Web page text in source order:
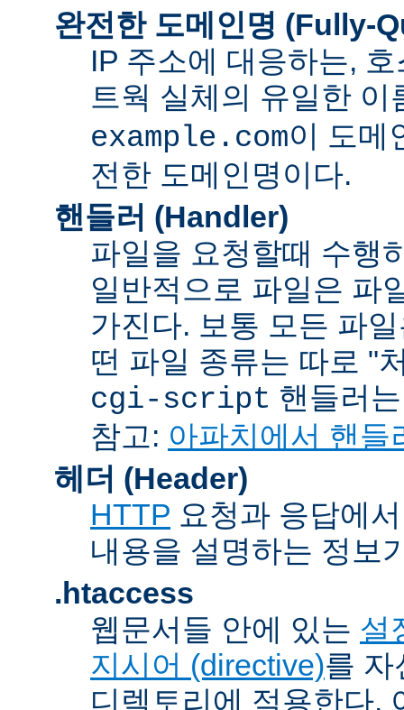
완전한 도메인명 (Fully-
IP 주소에 대응하는,
트웍 실체의 유일한
example.com이 도메
전한 도메인명이다.
핸들러 (Handler)
파일을 요청할때 수행
일반적으로 파일은 파
가진다. 보통 모든 파
떤 파일 종류는 따로 "
cgi-script 핸들러
참고: 아파치에서 핸들
헤더 (Header)
HTTP 요청과 응답에
내용을 설명하는 정보
.htaccess
웹문서들 안에 있는 설
지시어 (directive)를 자
디렉토리에 적용한다.